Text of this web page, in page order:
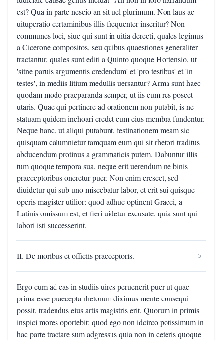
est? Qua in parte nescio an sit uel plurimum. Non laus ac
uituperatio certaminibus illis frequenter inseritur? Non
communes loci, siue qui sunt in uitia derecti, quales legimus
a Cicerone compositos, seu quibus quaestiones generaliter
tractantur, quales sunt editi a Quinto quoque Hortensio, ut
'sitne paruis argumentis credendum' et 'pro testibus' et 'in
testes', in mediis litium medullis uersantur? Arma sunt haec
quodam modo praeparanda semper, ut iis cum res poscet
utaris. Quae qui pertinere ad orationem non putabit, is ne
statuam quidem inchoari credet cum eius membra fundentur.
Neque hanc, ut aliqui putabunt, festinationem meam sic
quisquam calumnietur tamquam eum qui sit rhetori traditus
abducendum protinus a grammaticis putem. Dabuntur illis
tum quoque tempora sua, neque erit uerendum ne binis
praeceptoribus oneretur puer. Non enim crescet, sed
diuidetur qui sub uno miscebatur labor, et erit sui quisque
operis magister utilior: quod adhuc optinent Graeci, a
Latinis omissum est, et fieri uidetur excusate, quia sunt qui
labori isti successerint.
II. De moribus et officiis praeceptoris. 5
Ergo cum ad eas in studiis uires peruenerit puer ut quae
prima esse praecepta rhetorum diximus mente consequi
possit, tradendus eius artis magistris erit. Quorum in primis
inspici mores oportebit: quod ego non idcirco potissimum in
hac parte tractare sum adgressus quia non in ceteris quoque